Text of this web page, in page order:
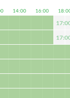
14:00 16:00